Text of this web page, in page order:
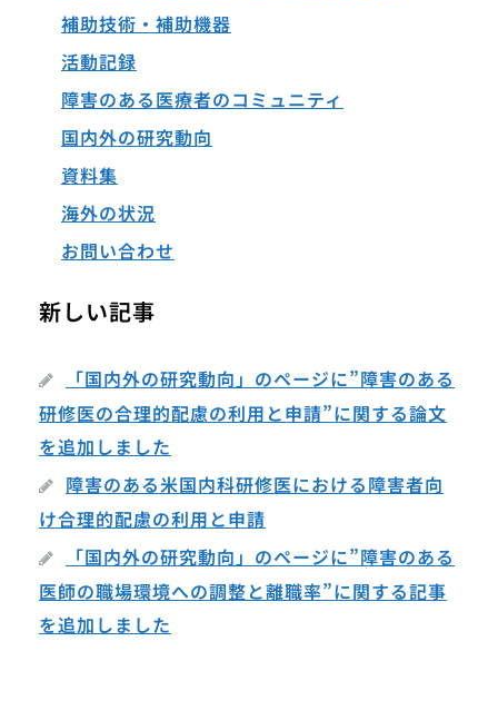
補助技術・補助機器
活動記録
障害のある医療者のコミュニティ
国内外の研究動向
資料集
海外の状況
お問い合わせ
新しい記事
「国内外の研究動向」のページに”障害のある
研修医の合理的配慮の利用と申請”に関する論文
を追加しました
障害のある米国内科研修医における障害者向
け合理的配慮の利用と申請
「国内外の研究動向」のページに”障害のある
医師の職場環境への調整と離職率”に関する記事
を追加しました